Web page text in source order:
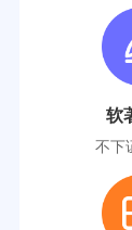
软
不下